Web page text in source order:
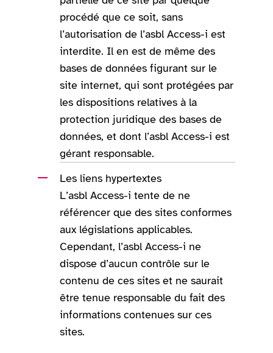
procédé que ce soit, sans
l’autorisation de l’asbl Access-i est
interdite. Il en est de même des
bases de données figurant sur le
site internet, qui sont protégées par
les dispositions relatives à la
protection juridique des bases de
données, et dont l’asbl Access-i est
gérant responsable.
Les liens hypertextes
L’asbl Access-i tente de ne
référencer que des sites conformes
aux législations applicables.
Cependant, l’asbl Access-i ne
dispose d’aucun contrôle sur le
contenu de ces sites et ne saurait
être tenue responsable du fait des
informations contenues sur ces
sites.